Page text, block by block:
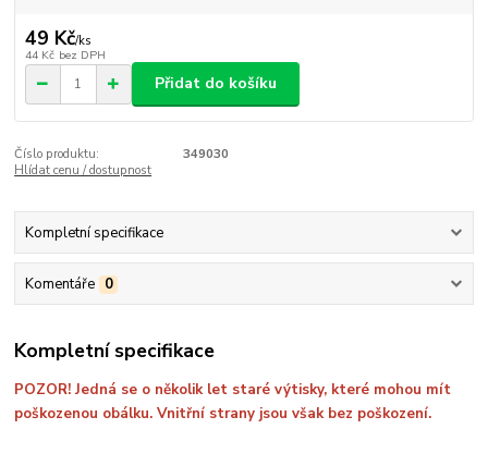
49 Kč/ks
44 Kč bez DPH
Přidat do košíku
Číslo produktu:
349030
Hlídat cenu / dostupnost
Kompletní specifikace
Komentáře 0
Kompletní specifikace
POZOR! Jedná se o několik let staré výtisky, které mohou mít
poškozenou obálku. Vnitřní strany jsou však bez poškození.